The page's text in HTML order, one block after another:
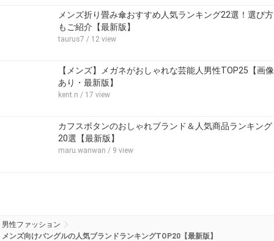
メンズ折り畳み傘おすすめ人気ランキング22選！選び方
もご紹介【最新版】
taurus7 / 12 view
【メンズ】メガネがおしゃれな芸能人男性TOP25【画像
あり・最新版】
kent.n / 17 view
カフスボタンのおしゃれブランド＆人気商品ランキング
20選【最新版】
maru.wanwan / 9 view
男性ファッション
メンズ向けバングルの人気ブランドランキングTOP20【最新版】